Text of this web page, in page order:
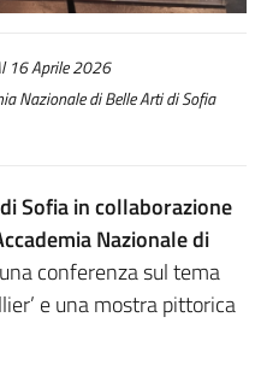
16 Aprile 2026
Nazionale di Belle Arti di Sofia
Sofia in collaborazione
Nazionale di
conferenza sul tema
e una mostra pittorica